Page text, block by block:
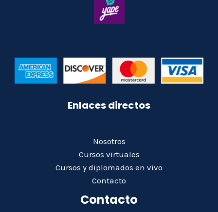
Enlaces directos
Nosotros
Cursos virtuales
Cursos y diplomados en vivo
Contacto
Contacto